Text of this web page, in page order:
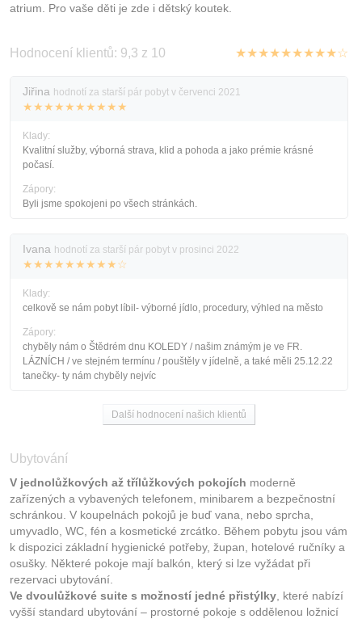
atrium. Pro vaše děti je zde i dětský koutek.
Hodnocení klientů: 9,3 z 10 ★★★★★★★★★☆
Jiřina hodnotí za starší pár pobyt v červenci 2021
★★★★★★★★★★
Klady:
Kvalitní služby, výborná strava, klid a pohoda a jako prémie krásné
počasí.
Zápory:
Byli jsme spokojeni po všech stránkách.
Ivana hodnotí za starší pár pobyt v prosinci 2022
★★★★★★★★★☆
Klady:
celkově se nám pobyt líbil- výborné jídlo, procedury, výhled na město
Zápory:
chyběly nám o Štědrém dnu KOLEDY / našim známým je ve FR.
LÁZNÍCH / ve stejném termínu / pouštěly v jídelně, a také měli 25.12.22
tanečky- ty nám chyběly nejvíc
Další hodnocení našich klientů
Ubytování
V jednolůžkových až třílůžkových pokojích moderně
zařízených a vybavených telefonem, minibarem a bezpečnostní
schránkou. V koupelnách pokojů je buď vana, nebo sprcha,
umyvadlo, WC, fén a kosmetické zrcátko. Během pobytu jsou vám
k dispozici základní hygienické potřeby, župan, hotelové ručníky a
osušky. Některé pokoje mají balkón, který si lze vyžádat při
rezervaci ubytování.
Ve dvoulůžkové suite s možností jedné přistýlky, které nabízí
vyšší standard ubytování – prostorné pokoje s oddělenou ložnicí